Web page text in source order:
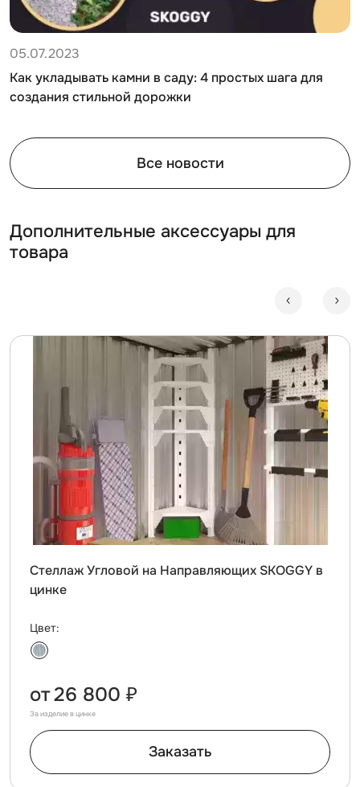
05.07.2023
Как укладывать камни в саду: 4 простых шага для
создания стильной дорожки
Все новости
Дополнительные аксессуары для
товара
Стеллаж Угловой на Направляющих SKOGGY в
цинке
Цвет:
от26 800 ₽
За изделие в цинке
Заказать